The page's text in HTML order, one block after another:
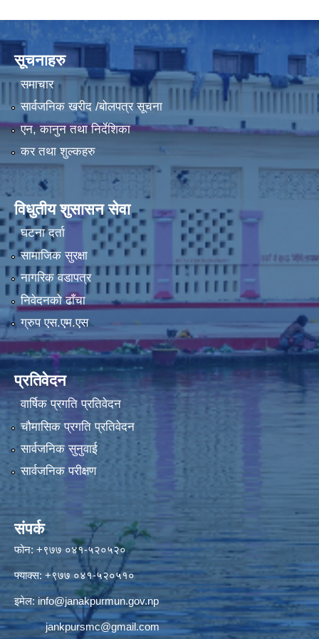
सूचनाहरु
समाचार
सार्वजनिक खरीद /बोलपत्र सूचना
एन, कानुन तथा निर्देशिका
कर तथा शुल्कहरु
विधुतीय शुसासन सेवा
घटना दर्ता
सामाजिक सुरक्षा
नागरिक वडापत्र
निवेदनको ढाँचा
ग्रुप एस.एम.एस
प्रतिवेदन
वार्षिक प्रगति प्रतिवेदन
चौमासिक प्रगति प्रतिवेदन
सार्वजनिक सुनुवाई
सार्वजनिक परीक्षण
संपर्क
फोन: +९७७ ०४१-५२०५२०
फ्याक्स: +९७७ ०४१-५२०५१०
इमेल:info@janakpurmun.gov.np
jankpursmc@gmail.com